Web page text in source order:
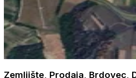
Zemljište, Prodaja, Brdovec,